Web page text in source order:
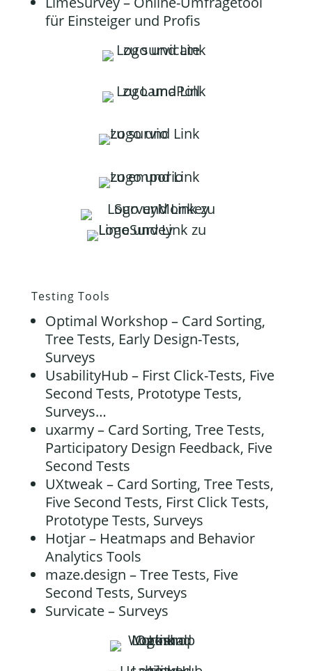
für Einsteiger und Profis
Testing Tools
Optimal Workshop– Card Sorting,
Tree Tests, Early Design-Tests,
Surveys
UsabilityHub– First Click-Tests, Five
Second Tests, Prototype Tests,
Surveys…
uxarmy– Card Sorting, Tree Tests,
Participatory Design Feedback, Five
Second Tests
UXtweak – Card Sorting, Tree Tests,
Five Second Tests, First Click Tests,
Prototype Tests, Surveys
Hotjar– Heatmaps and Behavior
Analytics Tools
maze.design – Tree Tests, Five
Second Tests, Surveys
Survicate– Surveys